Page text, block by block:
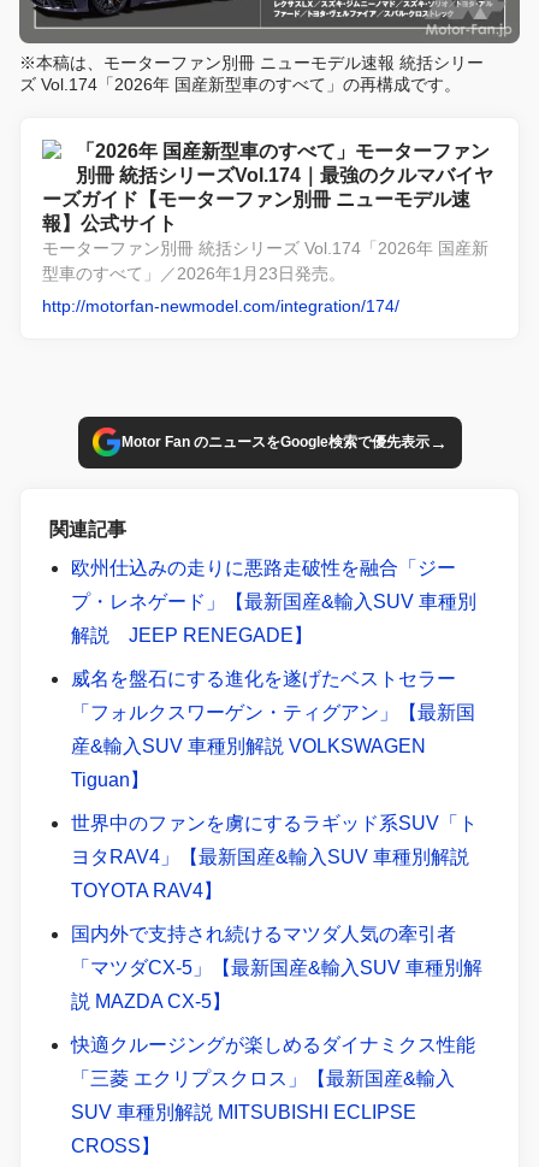
※本稿は、モーターファン別冊 ニューモデル速報 統括シリー
ズ Vol.174「2026年 国産新型車のすべて」の再構成です。
「2026年 国産新型車のすべて」モーターファン
別冊 統括シリーズVol.174｜最強のクルマバイヤ
ーズガイド【モーターファン別冊 ニューモデル速
報】公式サイト
モーターファン別冊 統括シリーズ Vol.174「2026年 国産新
型車のすべて」／2026年1月23日発売。
http://motorfan-newmodel.com/integration/174/
Motor Fan のニュースをGoogle検索で優先表示→
関連記事
欧州仕込みの走りに悪路走破性を融合「ジー
プ・レネゲード」【最新国産&輸入SUV 車種別
解説 JEEP RENEGADE】
威名を盤石にする進化を遂げたベストセラー
「フォルクスワーゲン・ティグアン」【最新国
産&輸入SUV 車種別解説 VOLKSWAGEN
Tiguan】
世界中のファンを虜にするラギッド系SUV「ト
ヨタRAV4」【最新国産&輸入SUV 車種別解説
TOYOTA RAV4】
国内外で支持され続けるマツダ人気の牽引者
「マツダCX-5」【最新国産&輸入SUV 車種別解
説 MAZDA CX-5】
快適クルージングが楽しめるダイナミクス性能
「三菱 エクリプスクロス」【最新国産&輸入
SUV 車種別解説 MITSUBISHI ECLIPSE
CROSS】